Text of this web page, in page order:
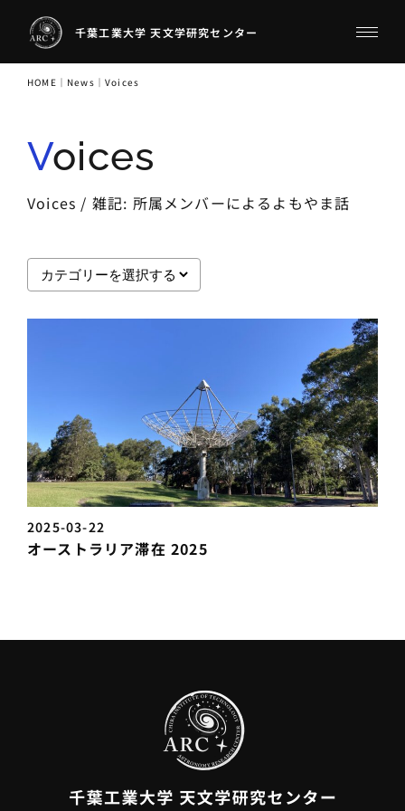
千葉工業大学 天文学研究センター
HOME ｜ News ｜Voices
Voices
Voices / 雑記: 所属メンバーによるよもやま話
2025-03-22
オーストラリア滞在 2025